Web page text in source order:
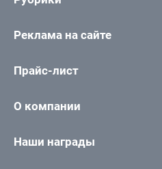
Реклама на сайте
Прайс-лист
О компании
Наши награды